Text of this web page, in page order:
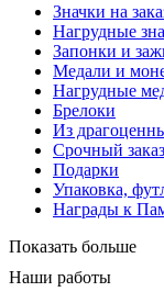
Значки на
Нагрудные
Запонки и
Медали и
Нагрудные
Брелоки
Из
Срочный
Подарки
Упаковка,
Награды к
Показать больше
Наши работы